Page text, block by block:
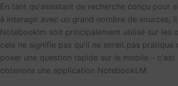
En tant qu'assistant de recherche conçu pour
à interagir avec un grand nombre de sources,
Notebooklm soit principalement utilisé sur les
cela ne signifie pas qu'il ne serait pas pratique
poser une question rapide sur le mobile –
obtenons une application NotebookLM.